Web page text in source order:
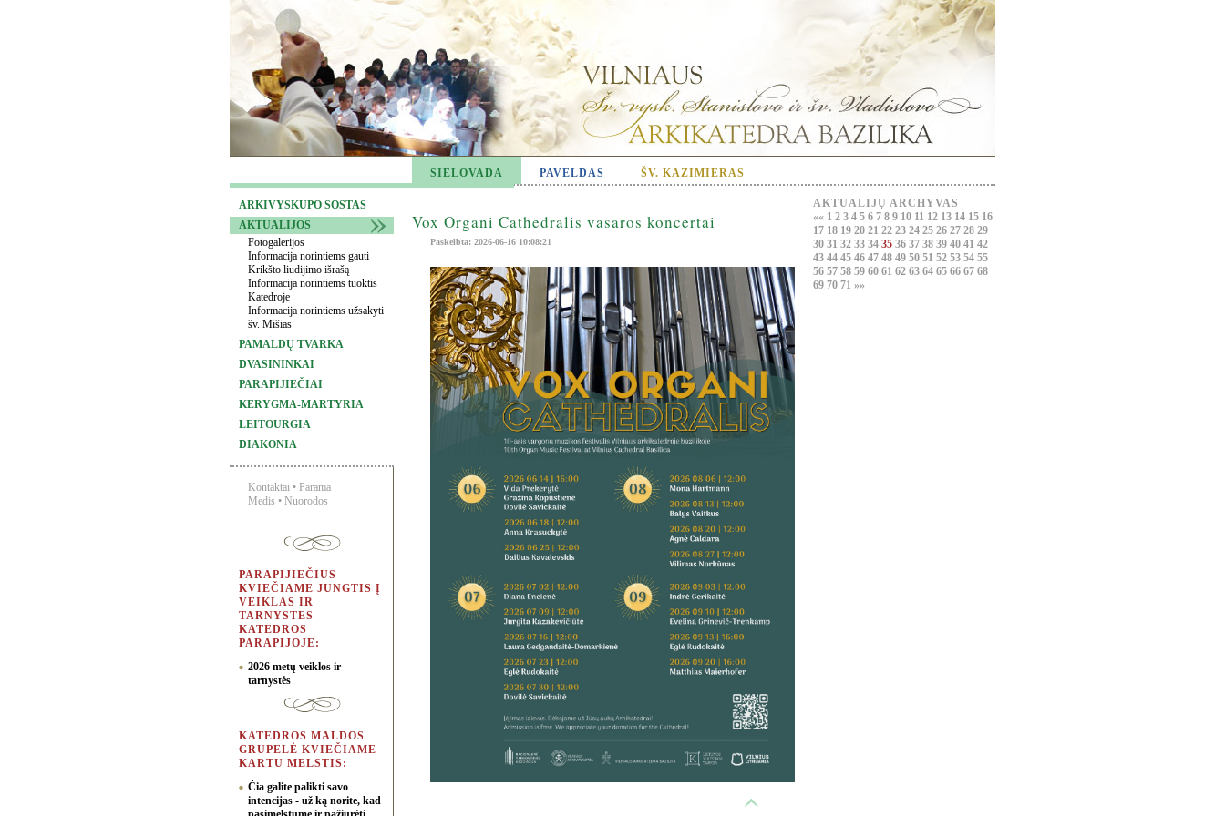
SIELOVADA PAVELDAS ŠV. KAZIMIERAS
ARKIVYSKUPO SOSTAS
AKTUALIJOS
Fotogalerijos
Informacija norintiems gauti
Krikšto liudijimo išrašą
Informacija norintiems tuoktis
Katedroje
Informacija norintiems užsakyti
šv. Mišias
PAMALDŲ TVARKA
DVASININKAI
PARAPIJIEČIAI
KERYGMA-MARTYRIA
LEITOURGIA
DIAKONIA
Kontaktai • Parama
Medis • Nuorodos
PARAPIJIEČIUS
KVIEČIAME JUNGTIS Į
VEIKLAS IR
TARNYSTES
KATEDROS
PARAPIJOJE:
2026 metų veiklos ir
tarnystės
KATEDROS MALDOS
GRUPELĖ KVIEČIAME
KARTU MELSTIS:
Čia galite palikti savo
intencijas - už ką norite, kad
Vox Organi Cathedralis vasaros koncertai
Paskelbta: 2026-06-16 10:08:21
AKTUALIJŲ ARCHYVAS
«« 1 2 3 4 5 6 7 8 9 10 11 12 13 14 15 16
17 18 19 20 21 22 23 24 25 26 27 28 29
30 31 32 33 34 35 36 37 38 39 40 41 42
43 44 45 46 47 48 49 50 51 52 53 54 55
56 57 58 59 60 61 62 63 64 65 66 67 68
69 70 71 »»